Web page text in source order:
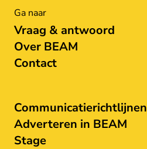
Ga naar
Vraag & antwoord
Over BEAM
Contact
Communicatierichtlijnen
Adverteren in BEAM
Stage